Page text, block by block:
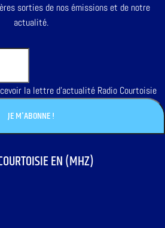
sorties de nos émissions et de notre
actualité.
la lettre d'actualité Radio Courtoisie
EN (MHZ)